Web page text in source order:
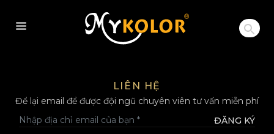
MYKOLOR
LIÊN HỆ
Để lại email để được đội ngũ chuyên viên tư vấn miễn phí
ĐĂNG KÝ